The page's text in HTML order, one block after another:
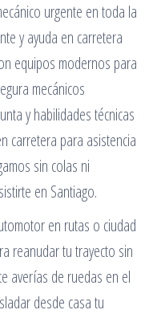
urgente en toda la
y ayuda en carretera
equipos modernos para
mecánicos
y habilidades técnicas
carretera para asistencia
sin colas ni
en Santiago.
en rutas o ciudad
reanudar tu trayecto sin
averías de ruedas en el
desde casa tu